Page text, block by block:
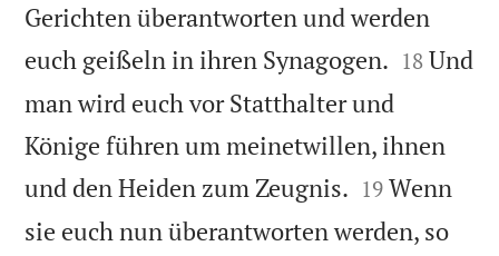
Gerichten überantworten und werden
euch geißeln in ihren Synagogen. 

18 Und
man wird euch vor Statthalter und
Könige führen um meinetwillen, ihnen
und den Heiden zum Zeugnis. 

19 Wenn
sie euch nun überantworten werden, so